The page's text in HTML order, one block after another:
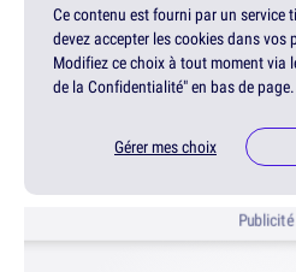
Ce contenu est fourni par un service
devez accepter les cookies dans
Modifiez ce choix à tout moment via
de la Confidentialité" en bas de page.
Gérer mes choix
Publicité